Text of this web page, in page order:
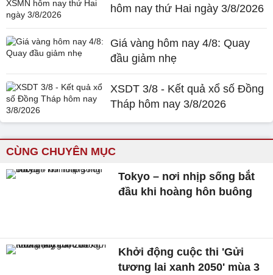
hôm nay thứ Hai ngày 3/8/2026
Giá vàng hôm nay 4/8: Quay
đầu giảm nhẹ
XSDT 3/8 - Kết quả xổ số Đồng
Tháp hôm nay 3/8/2026
CÙNG CHUYÊN MỤC
Tokyo – nơi nhịp sống bắt
đầu khi hoàng hôn buông
Khởi động cuộc thi 'Gửi
tương lai xanh 2050' mùa 3